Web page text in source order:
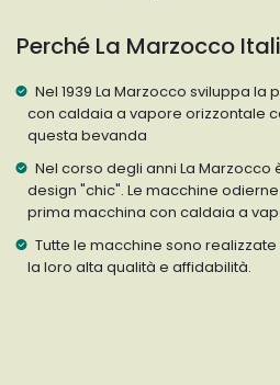
Perché La Marzocco
Nel 1939 La Marzocco sviluppa
con caldaia a vapore orizzontale
questa bevanda
Nel corso degli anni La Marzocco
design "chic". Le macchine
prima macchina con caldaia a
Tutte le macchine sono
la loro alta qualità e affidabilità.